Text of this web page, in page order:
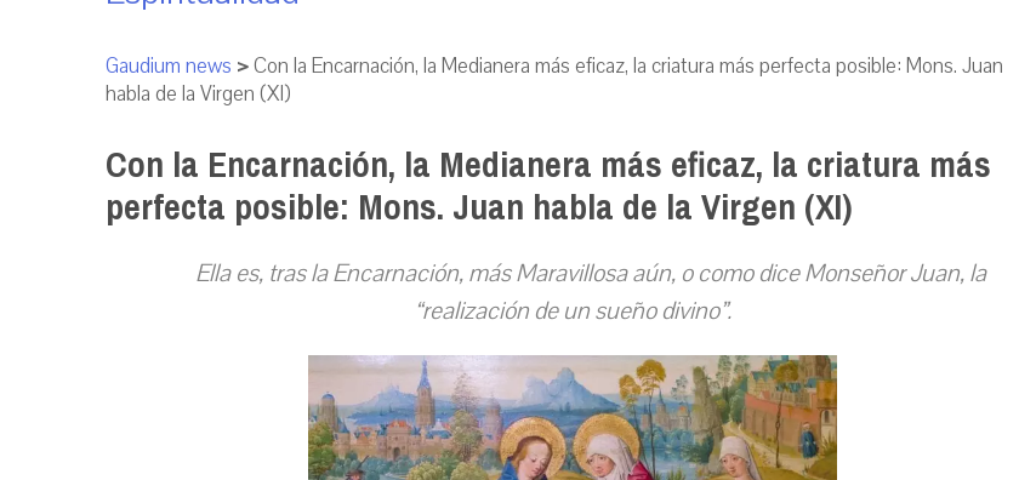
Gaudium news >Con la Encarnación, la Medianera más eficaz, la criatura más perfecta posible: Mons. Juan
habla de la Virgen (XI)
Con la Encarnación, la Medianera más eficaz, la criatura más
perfecta posible: Mons. Juan habla de la Virgen (XI)
Ella es, tras la Encarnación, más Maravillosa aún, o como dice Monseñor Juan, la
“realización de un sueño divino”.